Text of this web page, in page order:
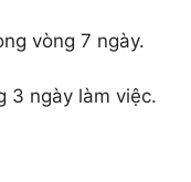
vòng 7 ngày.
3 ngày làm việc.